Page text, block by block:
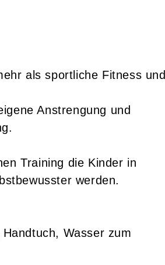
als sportliche Fitness und
Anstrengung und
Training die Kinder in
werden.
Wasser zum